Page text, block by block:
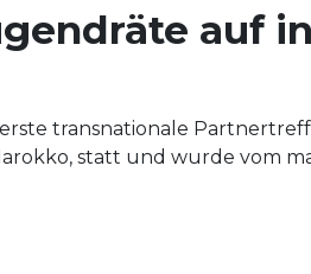
auf
transnationale
statt und wurde vom